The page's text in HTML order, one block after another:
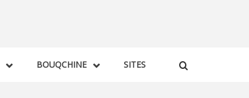
BOUQCHINE SITES